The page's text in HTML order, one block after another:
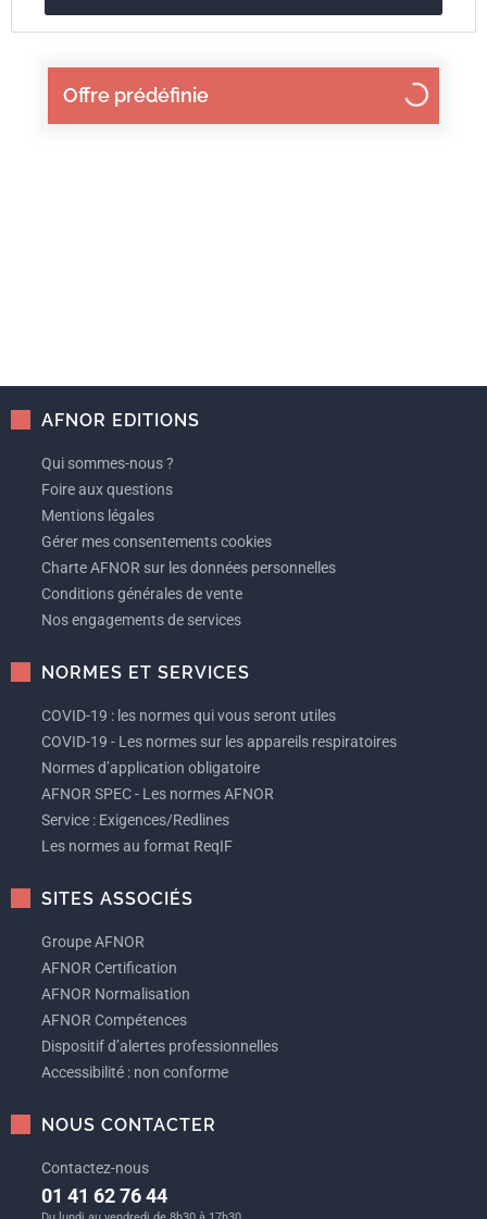
Offre prédéfinie
AFNOR EDITIONS
Qui sommes-nous ?
Foire aux questions
Mentions légales
Gérer mes consentements cookies
Charte AFNOR sur les données personnelles
Conditions générales de vente
Nos engagements de services
NORMES ET SERVICES
COVID-19 : les normes qui vous seront utiles
COVID-19 - Les normes sur les appareils respiratoires
Normes d’application obligatoire
AFNOR SPEC - Les normes AFNOR
Service : Exigences/Redlines
Les normes au format ReqIF
SITES ASSOCIÉS
Groupe AFNOR
AFNOR Certification
AFNOR Normalisation
AFNOR Compétences
Dispositif d’alertes professionnelles
Accessibilité : non conforme
NOUS CONTACTER
Contactez-nous
01 41 62 76 44